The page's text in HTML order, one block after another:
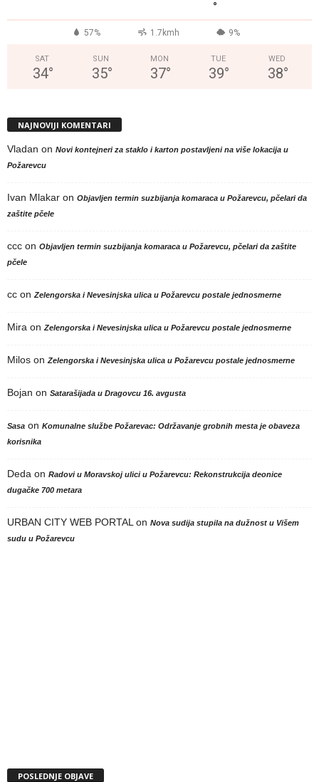
°
57% 1.7kmh 9%
SAT
34°
SUN
35°
MON
37°
TUE
39°
WED
38°
NAJNOVIJI KOMENTARI
Vladan on Novi kontejneri za staklo i karton postavljeni na više lokacija u
Požarevcu
Ivan Mlakar on Objavljen termin suzbijanja komaraca u Požarevcu, pčelari da
zaštite pčele
ccc on Objavljen termin suzbijanja komaraca u Požarevcu, pčelari da zaštite
pčele
cc onZelengorska i Nevesinjska ulica u Požarevcu postale jednosmerne
Mira onZelengorska i Nevesinjska ulica u Požarevcu postale jednosmerne
Milos onZelengorska i Nevesinjska ulica u Požarevcu postale jednosmerne
Bojan on Satarašijada u Dragovcu 16. avgusta
Sasa on Komunalne službe Požarevac: Održavanje grobnih mesta je obaveza
korisnika
Deda on Radovi u Moravskoj ulici u Požarevcu: Rekonstrukcija deonice
dugačke 700 metara
URBAN CITY WEB PORTALon Nova sudija stupila na dužnost u Višem
sudu u Požarevcu
POSLEDNJE OBJAVE